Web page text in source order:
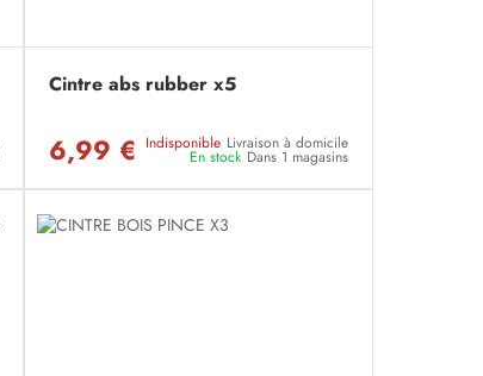
Cintre abs rubber x5
6,99 € Indisponible Livraison à domicile
En stock Dans 1 magasins